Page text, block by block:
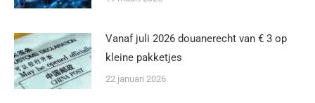
Vanaf juli 2026 douanerecht van € 3 op
kleine pakketjes
22 januari 2026